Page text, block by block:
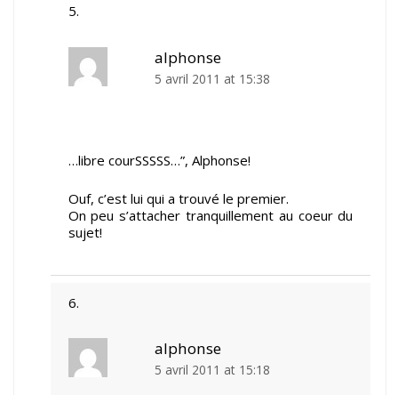
alphonse
5 avril 2011 at 15:38
…libre courSSSSS…”, Alphonse!
Ouf, c’est lui qui a trouvé le premier.
On peu s’attacher tranquillement au coeur du
sujet!
alphonse
5 avril 2011 at 15:18